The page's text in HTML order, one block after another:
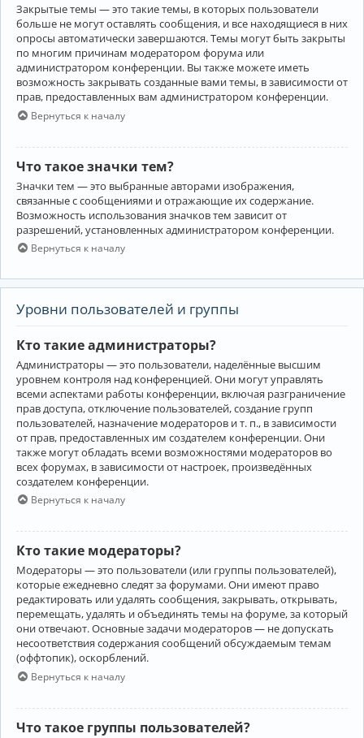
Закрытые темы — это такие темы, в которых пользователи
больше не могут оставлять сообщения, и все находящиеся в них
опросы автоматически завершаются. Темы могут быть закрыты
по многим причинам модератором форума или
администратором конференции. Вы также можете иметь
возможность закрывать созданные вами темы, в зависимости от
прав, предоставленных вам администратором конференции.
Вернуться к началу
Что такое значки тем?
Значки тем — это выбранные авторами изображения,
связанные с сообщениями и отражающие их содержание.
Возможность использования значков тем зависит от
разрешений, установленных администратором конференции.
Вернуться к началу
Уровни пользователей и группы
Кто такие администраторы?
Администраторы — это пользователи, наделённые высшим
уровнем контроля над конференцией. Они могут управлять
всеми аспектами работы конференции, включая разграничение
прав доступа, отключение пользователей, создание групп
пользователей, назначение модераторов и т. п., в зависимости
от прав, предоставленных им создателем конференции. Они
также могут обладать всеми возможностями модераторов во
всех форумах, в зависимости от настроек, произведённых
создателем конференции.
Вернуться к началу
Кто такие модераторы?
Модераторы — это пользователи (или группы пользователей),
которые ежедневно следят за форумами. Они имеют право
редактировать или удалять сообщения, закрывать, открывать,
перемещать, удалять и объединять темы на форуме, за который
они отвечают. Основные задачи модераторов — не допускать
несоответствия содержания сообщений обсуждаемым темам
(оффтопик), оскорблений.
Вернуться к началу
Что такое группы пользователей?